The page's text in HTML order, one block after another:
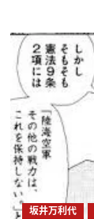
坂井万利代